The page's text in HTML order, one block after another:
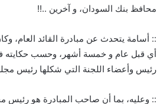
محافظ بنك السودان، و آخرين ..!!
أي قبل عام و خمسة أشهر، وحسب حكايته
رئيس وأعضاء اللجنة التي شكلها رئيس
:: وعليه، بما أن صاحب المبادرة هو رئيس